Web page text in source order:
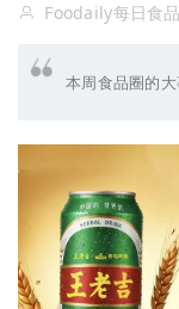
Foodaily每日食品
本周食品圈的大